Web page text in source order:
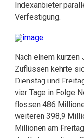
Indexanbieter
Verfestigung.
Nach einem kurzen
Zuflüssen kehrte
Dienstag und
vier Tage in Folge
flossen 486
weiteren 398,9
Millionen am